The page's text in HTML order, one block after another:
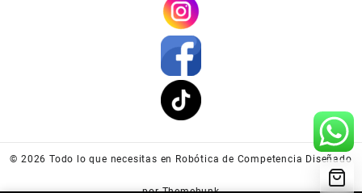
© 2026 Todo lo que necesitas en Robótica de Competencia Diseñado